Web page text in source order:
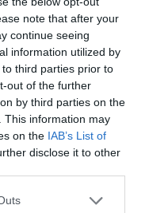
note that after your
continue seeing
information utilized by
third parties prior to
out of the further
by third parties on the
This information may
on the IAB’s List of
disclose it to other
promocionen las
resultados
nos protegen y
son muros. Nos
(R.
necesaria pero ya